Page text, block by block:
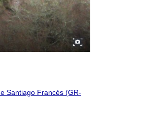
Santiago Francés (GR-